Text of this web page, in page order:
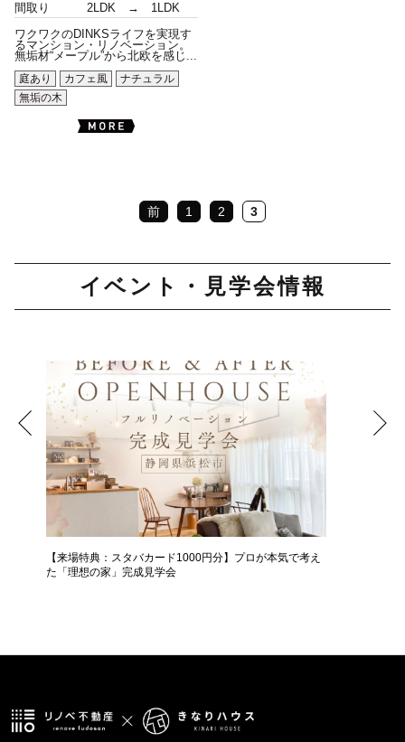
間取り
2LDK → 1LDK
ワクワクのDINKSライフを実現す
るマンション・リノベーション。
無垢材“メープル”から北欧を感じ...
庭あり
カフェ風
ナチュラル
無垢の木
前 1 2 3
イベント・見学会情報
【来場特典：スタバカード1000円分】プロが本気で考え
た「理想の家」完成見学会